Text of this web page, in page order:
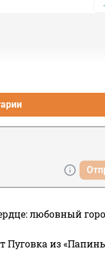
любовный
Пуговка из